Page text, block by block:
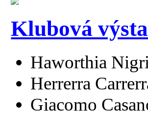
Klubová
Haworthia
Herrerra
Giacomo